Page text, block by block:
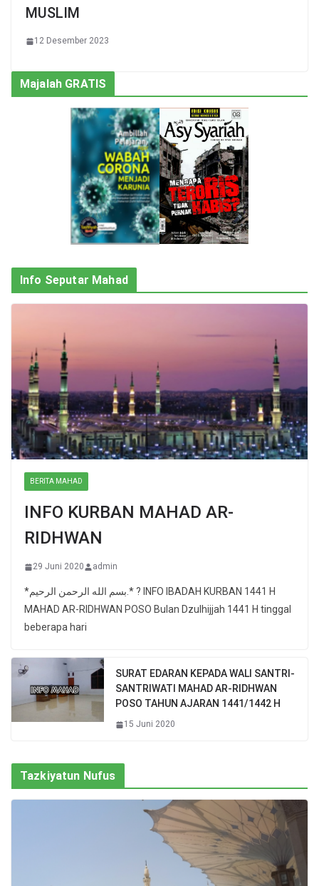
MUSLIM
12 Desember 2023
Majalah GRATIS
Info Seputar Mahad
BERITA MAHAD
INFO KURBAN MAHAD AR-
RIDHWAN
29 Juni 2020 admin
*بسم الله الرحمن الرحيم.* ? INFO IBADAH KURBAN 1441 H
MAHAD AR-RIDHWAN POSO Bulan Dzulhijjah 1441 H tinggal
beberapa hari
SURAT EDARAN KEPADA WALI SANTRI-
SANTRIWATI MAHAD AR-RIDHWAN
POSO TAHUN AJARAN 1441/1442 H
15 Juni 2020
Tazkiyatun Nufus